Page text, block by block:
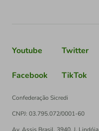
Youtube Twitter
Facebook TikTok
Confederação Sicredi
CNPJ: 03.795.072/0001-60